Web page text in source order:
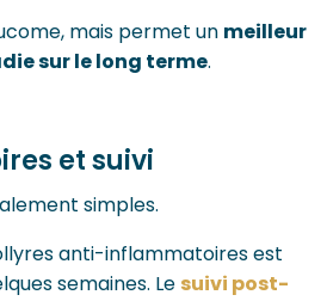
mais permet un meilleur
sur le long terme.
et suivi
simples.
anti-inflammatoires est
semaines. Le suivi post-